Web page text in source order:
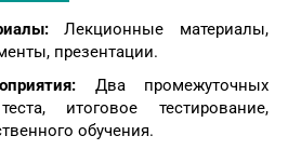
Лекционные материалы,
презентации.
Два промежуточных
итоговое тестирование,
обучения.